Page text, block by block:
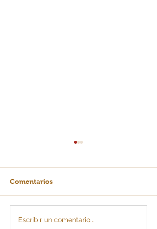
La IA: ¿escalera o
Comentarios
Escribir un comentario...